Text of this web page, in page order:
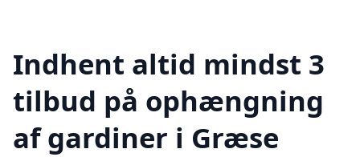
Indhent altid mindst 3
tilbud på ophængning
af gardiner i Græse